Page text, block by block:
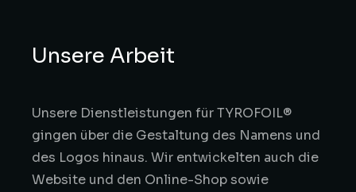
Unsere Arbeit
Unsere Dienstleistungen für TYROFOIL®
gingen über die Gestaltung des Namens und
des Logos hinaus. Wir entwickelten auch die
Website und den Online-Shop sowie